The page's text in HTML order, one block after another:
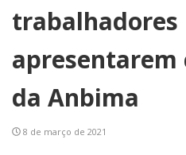
trabalhadores
da Anbima
8 de março de 2021